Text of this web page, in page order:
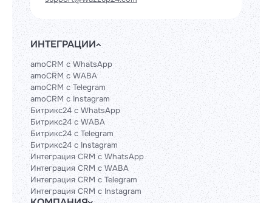
ИНТЕГРАЦИИ
amoCRM с WhatsApp
amoCRM с WABA
amoCRM с Telegram
amoCRM с Instagram
Битрикс24 с WhatsApp
Битрикс24 с WABA
Битрикс24 с Telegram
Битрикс24 с Instagram
Интеграция CRM с WhatsApp
Интеграция CRM с WABA
Интеграция CRM с Telegram
Интеграция CRM с Instagram